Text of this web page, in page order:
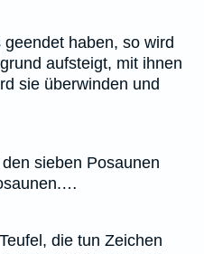
haben, so wird
aufsteigt, mit ihnen
sie überwinden und
sieben Posaunen
die tun Zeichen